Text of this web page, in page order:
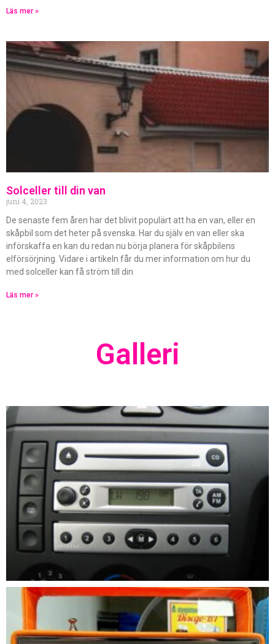
Läs mer »
Solceller till din van
juni 4, 2023
De senaste fem åren har det blivit populärt att ha en van, eller en
skåpbil som det heter på svenska. Har du själv en van eller ska
införskaffa en kan du redan nu börja planera för skåpbilens
elförsörjning. Vidare i artikeln får du mer information om hur du
med solceller kan få ström till din
Läs mer »
Galleri